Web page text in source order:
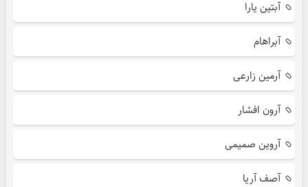
آبتین یارا
آبراهام
آرمین زارعی
آرون افشار
آروین صمیمی
آصف آریا